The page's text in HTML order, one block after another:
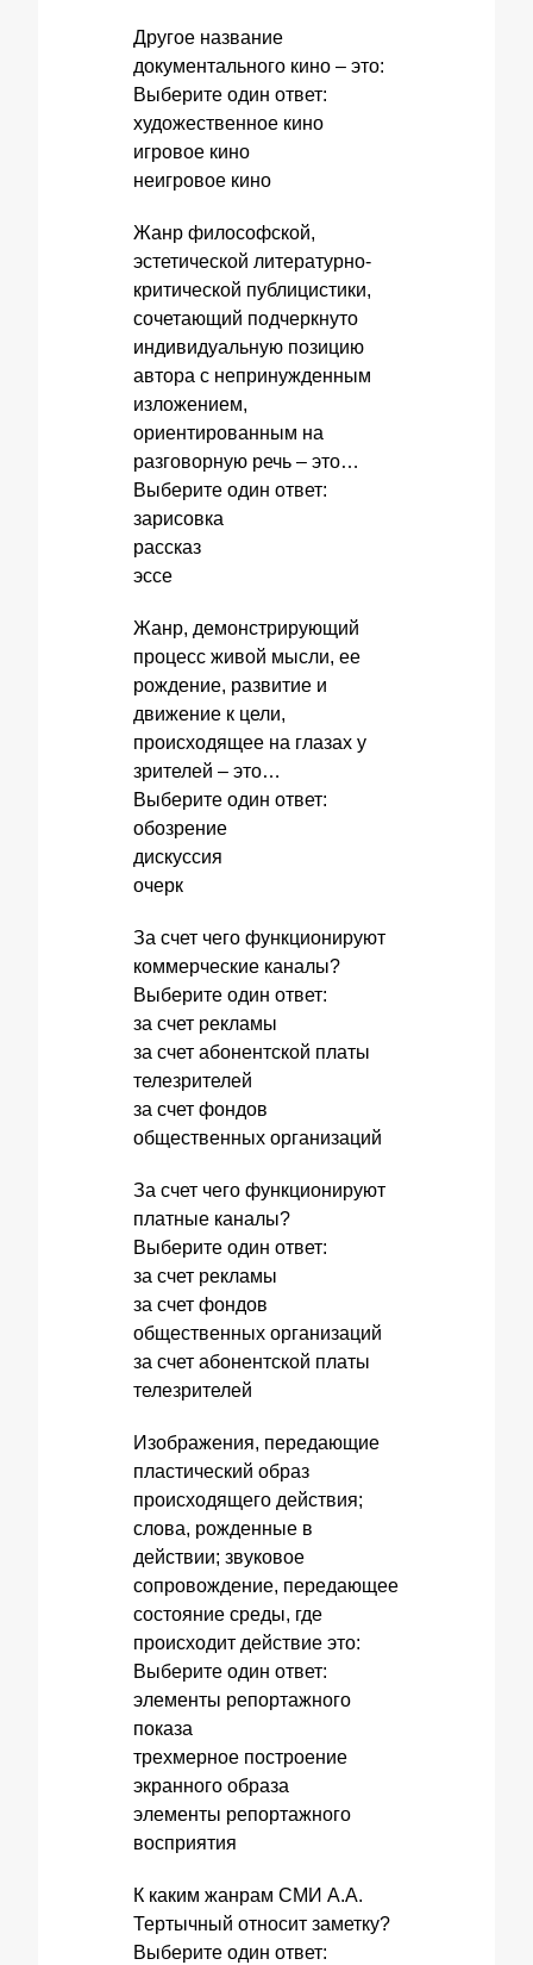
Другое название
документального кино – это:
Выберите один ответ:
художественное кино
игровое кино
неигровое кино
Жанр философской,
эстетической литературно-
критической публицистики,
сочетающий подчеркнуто
индивидуальную позицию
автора с непринужденным
изложением,
ориентированным на
разговорную речь – это…
Выберите один ответ:
зарисовка
рассказ
эссе
Жанр, демонстрирующий
процесс живой мысли, ее
рождение, развитие и
движение к цели,
происходящее на глазах у
зрителей – это…
Выберите один ответ:
обозрение
дискуссия
очерк
За счет чего функционируют
коммерческие каналы?
Выберите один ответ:
за счет рекламы
за счет абонентской платы
телезрителей
за счет фондов
общественных организаций
За счет чего функционируют
платные каналы?
Выберите один ответ:
за счет рекламы
за счет фондов
общественных организаций
за счет абонентской платы
телезрителей
Изображения, передающие
пластический образ
происходящего действия;
слова, рожденные в
действии; звуковое
сопровождение, передающее
состояние среды, где
происходит действие это:
Выберите один ответ:
элементы репортажного
показа
трехмерное построение
экранного образа
элементы репортажного
восприятия
К каким жанрам СМИ А.А.
Тертычный относит заметку?
Выберите один ответ: